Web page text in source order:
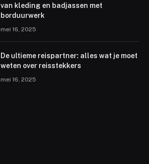
van kleding en badjassen met
borduurwerk
mei 16, 2025
De ultieme reispartner: alles wat je moet
weten over reisstekkers
mei 16, 2025